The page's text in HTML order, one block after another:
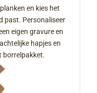
en kies het
past. Personaliseer
eigen gravure en
hapjes en
borrelpakket.